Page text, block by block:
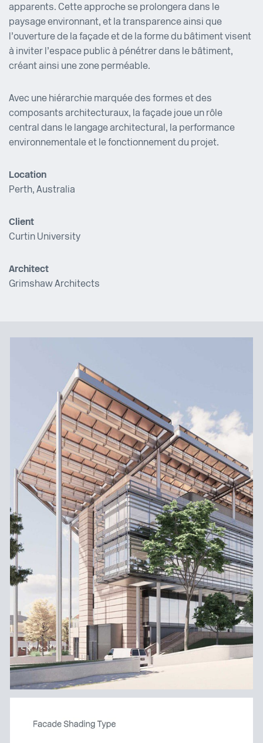
apparents. Cette approche se prolongera dans le
paysage environnant, et la transparence ainsi que
l’ouverture de la façade et de la forme du bâtiment visent
à inviter l’espace public à pénétrer dans le bâtiment,
créant ainsi une zone perméable.
Avec une hiérarchie marquée des formes et des
composants architecturaux, la façade joue un rôle
central dans le langage architectural, la performance
environnementale et le fonctionnement du projet.
Location
Perth, Australia
Client
Curtin University
Architect
Grimshaw Architects